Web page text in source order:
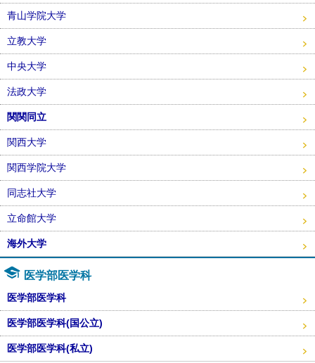
青山学院大学
立教大学
中央大学
法政大学
関関同立
関西大学
関西学院大学
同志社大学
立命館大学
海外大学
医学部医学科
医学部医学科
医学部医学科(国公立)
医学部医学科(私立)